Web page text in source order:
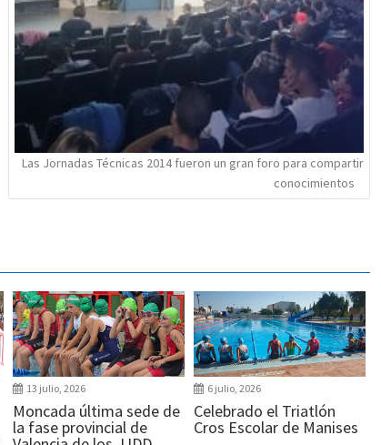
Las Jornadas Técnicas 2014 fueron un gran foro para compartir
conocimientos
13 julio, 2026
Moncada última sede de
la fase provincial de
6 julio, 2026
Celebrado el Triatlón
Cros Escolar de Manises